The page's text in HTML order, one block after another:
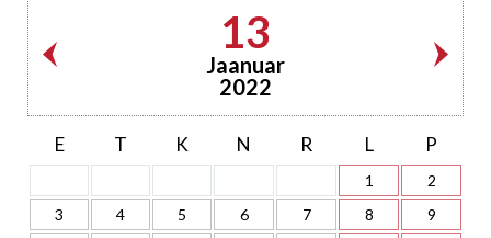
13
Jaanuar
2022
E T K N R L P
1
2
3
4 5 6 7 8
9